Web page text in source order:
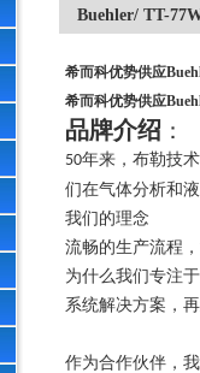
Buehler/ TT-
希而科优势供应
希而科优势供应
品牌介绍 ：
50年来，布勒技
们在气体分析和
我们的理念
流畅的生产流程
为什么我们专注
系统解决方案，
作为合作伙伴，